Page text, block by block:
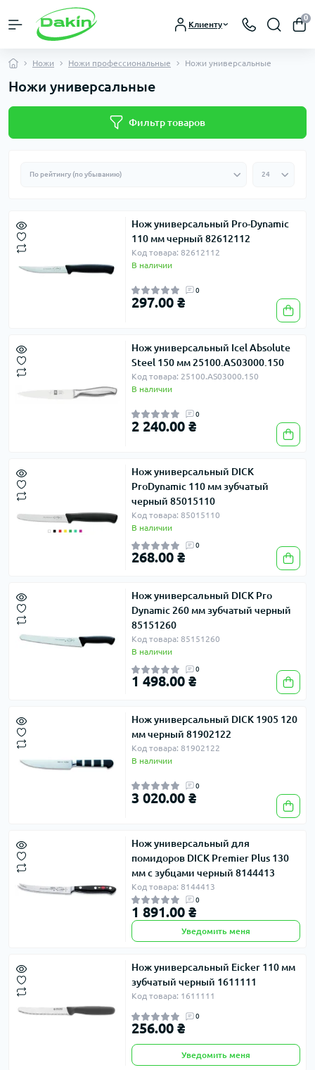
Клиенту
0
Ножи Ножи профессиональные Ножи универсальные
Ножи универсальные
Фильтр товаров
Нож универсальный Pro-Dynamic
110 мм черный 82612112
Код товара: 82612112
В наличии
0
297.00 ₴
Нож универсальный Icel Absolute
Steel 150 мм 25100.AS03000.150
Код товара: 25100.AS03000.150
В наличии
0
2 240.00 ₴
Нож универсальный DICK
ProDynamic 110 мм зубчатый
черный 85015110
Код товара: 85015110
В наличии
0
268.00 ₴
Нож универсальный DICK Pro
Dynamic 260 мм зубчатый черный
85151260
Код товара: 85151260
В наличии
0
1 498.00 ₴
Нож универсальный DICK 1905 120
мм черный 81902122
Код товара: 81902122
В наличии
0
3 020.00 ₴
Нож универсальный для
помидоров DICK Premier Plus 130
мм с зубцами черный 8144413
Код товара: 8144413
0
1 891.00 ₴
Уведомить меня
Нож универсальный Eicker 110 мм
зубчатый черный 1611111
Код товара: 1611111
0
256.00 ₴
Уведомить меня